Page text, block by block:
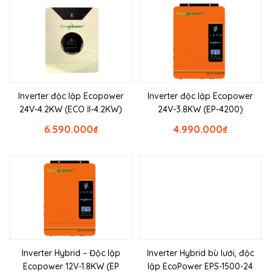
Inverter độc lập Ecopower
24V-4.2KW (ECO II-4.2KW)
₫
6.590.000
Inverter độc lập Ecopower
24V-3.8KW (EP-4200)
₫
4.990.000
Inverter Hybrid – Độc lập
Ecopower 12V-1.8KW (EP
Inverter Hybrid bù lưới, độc
lập EcoPower EPS-1500-24